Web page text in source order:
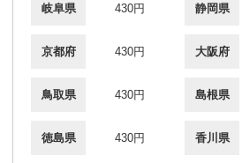
岐阜県 430円 静岡県
京都府 430円 大阪府
鳥取県 430円 島根県
徳島県 430円 香川県